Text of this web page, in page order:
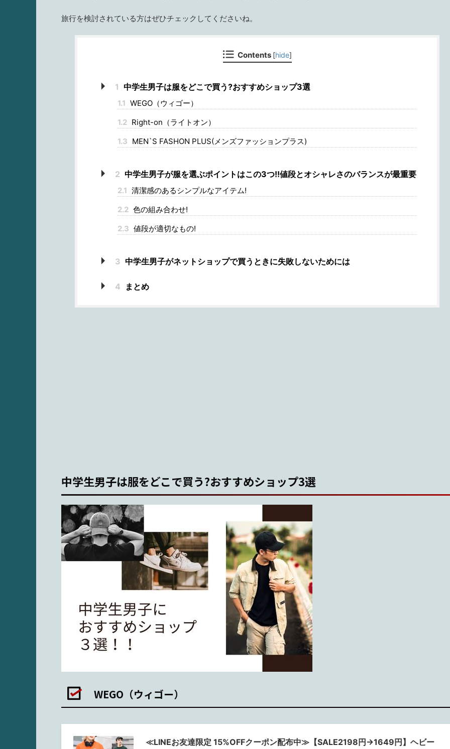
旅行を検討されている方はぜひチェックしてくださいね。
Contents [hide]
1 中学生男子は服をどこで買う?おすすめショップ3選
1.1 WEGO（ウィゴー）
1.2 Right-on（ライトオン）
1.3 MEN`S FASHON PLUS(メンズファッションプラス)
2 中学生男子が服を選ぶポイントはこの3つ!!値段とオシャレさのバランスが最重要
2.1 清潔感のあるシンプルなアイテム!
2.2 色の組み合わせ!
2.3 値段が適切なもの!
3 中学生男子がネットショップで買うときに失敗しないためには
4 まとめ
中学生男子は服をどこで買う?おすすめショップ3選
WEGO（ウィゴー）
≪LINEお友達限定 15%OFFクーポン配布中≫【SALE2198円→1649円】ヘビー